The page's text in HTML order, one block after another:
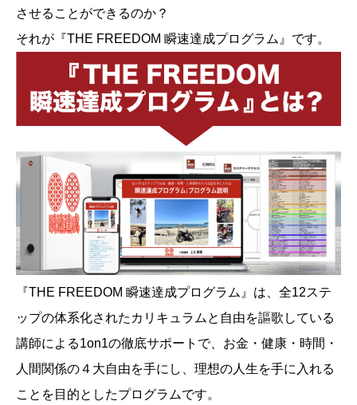
させることができるのか？
それが『THE FREEDOM 瞬速達成プログラム』です。
『THE FREEDOM 瞬速達成プログラム』は、全12ステ
ップの体系化されたカリキュラムと自由を謳歌している
講師による1on1の徹底サポートで、お金・健康・時間・
人間関係の４大自由を手にし、理想の人生を手に入れる
ことを目的としたプログラムです。